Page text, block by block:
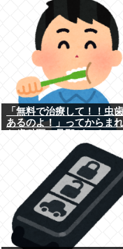
「無料で治療して！！虫
あるのよ！」ってからま